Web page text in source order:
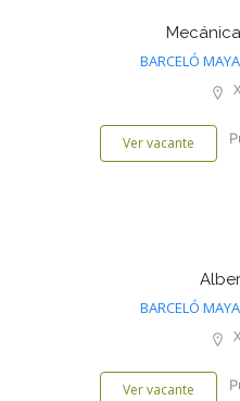
BARCELÓ
Ver vacante
BARCELÓ
Ver vacante